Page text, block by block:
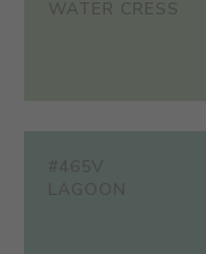
WATER CRESS